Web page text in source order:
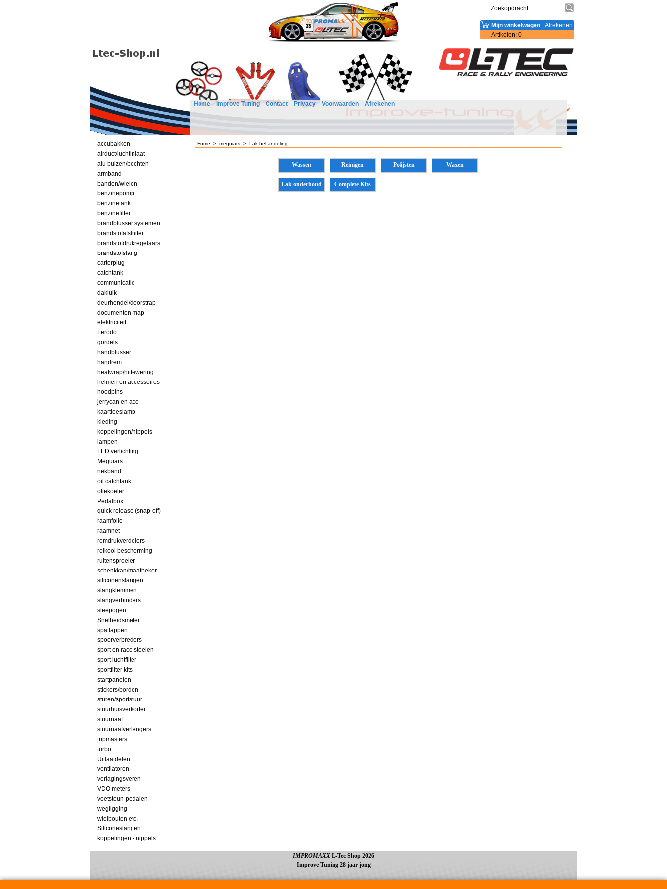
Afrekenen
Mijn winkelwagen
Artikelen: 0
Home Improve Tuning Contact Privacy Voorwaarden Afrekenen
accubakken
airduct/luchtinlaat
alu buizen/bochten
armband
banden/wielen
benzinepomp
benzinetank
benzinefilter
brandblusser systemen
brandstofafsluiter
brandstofdrukregelaars
brandstofslang
carterplug
catchtank
communicatie
dakluik
deurhendel/doorstrap
documenten map
elektriciteit
Ferodo
gordels
handblusser
handrem
heatwrap/hittewering
helmen en accessoires
hoodpins
jerrycan en acc
kaartleeslamp
kleding
koppelingen/nippels
lampen
LED verlichting
Meguiars
nekband
oil catchtank
oliekoeler
Pedalbox
quick release (snap-off)
raamfolie
raamnet
remdrukverdelers
rolkooi bescherming
ruitensproeier
schenkkan/maatbeker
siliconenslangen
slangklemmen
slangverbinders
sleepogen
Snelheidsmeter
spatlappen
spoorverbreders
sport en race stoelen
sport luchtfilter
sportfilter kits
startpanelen
stickers/borden
sturen/sportstuur
stuurhuisverkorter
stuurnaaf
stuurnaafverlengers
tripmasters
turbo
Uitlaatdelen
ventilatoren
verlagingsveren
VDO meters
voetsteun-pedalen
wegligging
wielbouten etc.
Siliconeslangen
koppelingen - nippels
Home > meguiars > Lak behandeling
Wassen Reinigen Polijsten Waxen
Lak onderhoud Complete Kits
IMPROMAXX L-Tec Shop 2026
Improve Tuning 28 jaar jong